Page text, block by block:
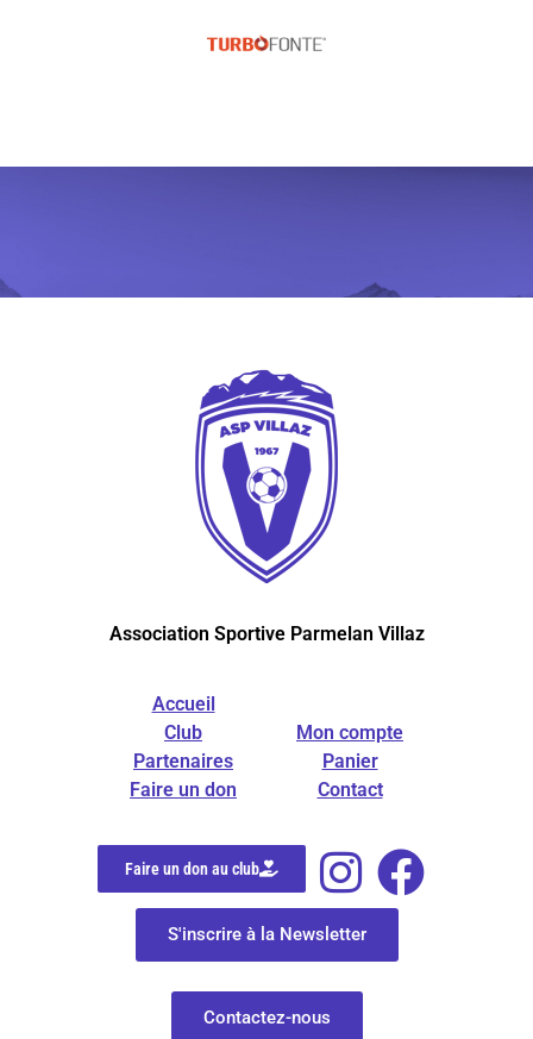
Association Sportive Parmelan Villaz
Accueil
Club
Partenaires
Faire un don
Mon compte
Panier
Contact
Faire un don au club
S'inscrire à la Newsletter
Contactez-nous